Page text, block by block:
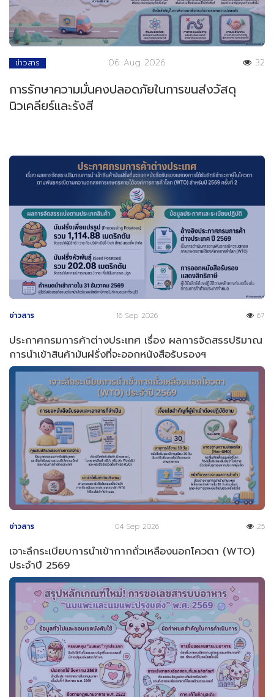
ข่าวสาร 06 Aug 2026 32
การรักษาความมั่นคงปลอดภัยในการขนส่งวัสดุ
นิวเคลียร์และรังสี
ข่าวสาร 16 Sep 2026 67
ประกาศกรมการค้าต่างประเทศ เรื่อง ผลการจัดสรรปริมาณ
การนำเข้าสินค้ามันฝรั่งที่จะออกหนังสือรับรองฯ
ข่าวสาร 04 Sep 2026 25
เจาะลึกระเบียบการนำเข้ากากถั่วเหลืองนอกโควตา (WTO)
ประจำปี 2569